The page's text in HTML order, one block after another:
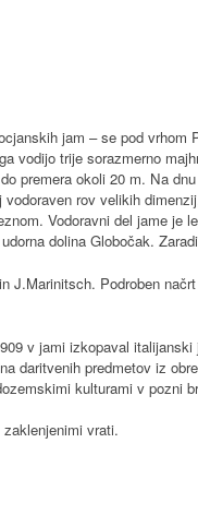
jam – se pod
vodijo trije sorazmerno
premera okoli 20 m. Na
rov velikih
Vodoravni del jame
dolina Globočak.
J.Marinitsch. Podroben
v jami izkopaval
daritvenih predmetov iz
kulturami v pozni
vrati.